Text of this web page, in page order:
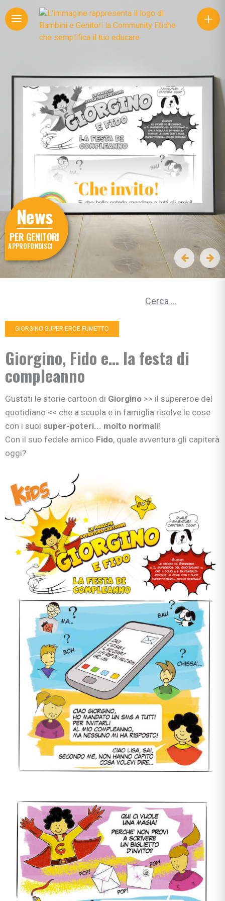
+
News
PER GENITORI
APPROFONDISCI
GIORGINO SUPER EROE FUMETTO
Giorgino, Fido e… la festa di
compleanno
Gustati le storie cartoon di Giorgino >> il supereroe del
quotidiano << che a scuola e in famiglia risolve le cose
con i suoi super-poteri... molto normali!
Con il suo fedele amico Fido, quale avventura gli capiterà
oggi?